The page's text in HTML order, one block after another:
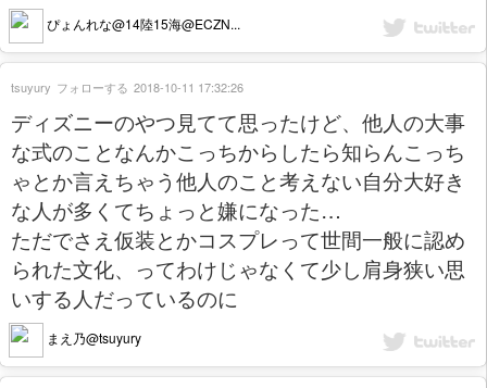
ぴょんれな@14陸15海@ECZN...
ディズニーのやつ見てて思ったけど、他人の大事
な式のことなんかこっちからしたら知らんこっち
ゃとか言えちゃう他人のこと考えない自分大好き
な人が多くてちょっと嫌になった…
ただでさえ仮装とかコスプレって世間一般に認め
られた文化、ってわけじゃなくて少し肩身狭い思
いする人だっているのに
まえ乃@tsuyury
tsuyury フォローする 2018-10-11 17:32:26